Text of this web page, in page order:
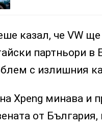
казал, че VW
партньори в
с излишния
Xpeng минава и
от